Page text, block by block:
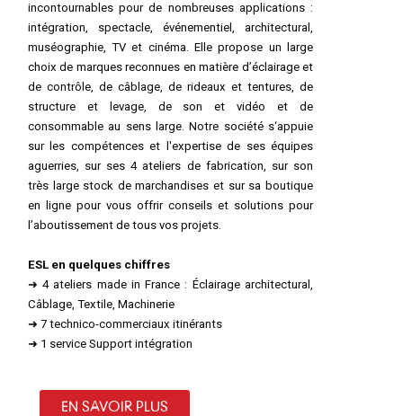
incontournables pour de nombreuses applications :
intégration, spectacle, événementiel, architectural,
muséographie, TV et cinéma. Elle propose un large
choix de marques reconnues en matière d’éclairage et
de contrôle, de câblage, de rideaux et tentures, de
structure et levage, de son et vidéo et de
consommable au sens large. Notre société s‘appuie
sur les compétences et l'expertise de ses équipes
aguerries, sur ses 4 ateliers de fabrication, sur son
très large stock de marchandises et sur sa boutique
en ligne pour vous offrir conseils et solutions pour
l’aboutissement de tous vos projets.
ESL en quelques chiffres
➜ 4 ateliers made in France : Éclairage architectural,
Câblage, Textile, Machinerie
➜ 7 technico-commerciaux itinérants
➜ 1 service Support intégration
EN SAVOIR PLUS